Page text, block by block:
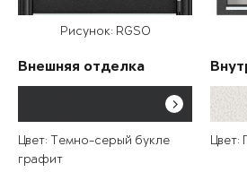
Рисунок: RGSO
Внешняя отделка
Цвет: Темно-серый букле
графит
Цвет: